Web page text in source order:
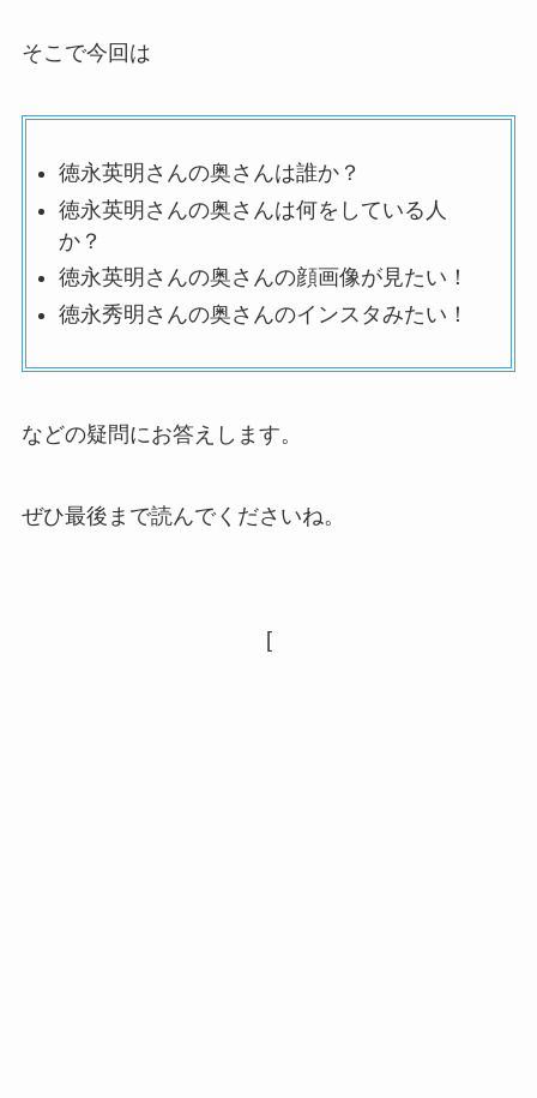
そこで今回は
徳永英明さんの奥さんは誰か？
徳永英明さんの奥さんは何をしている人
か？
徳永英明さんの奥さんの顔画像が見たい！
徳永秀明さんの奥さんのインスタみたい！
などの疑問にお答えします。
ぜひ最後まで読んでくださいね。
[